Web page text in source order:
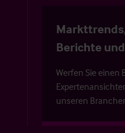
Berichte
Werfen Sie einen
unseren